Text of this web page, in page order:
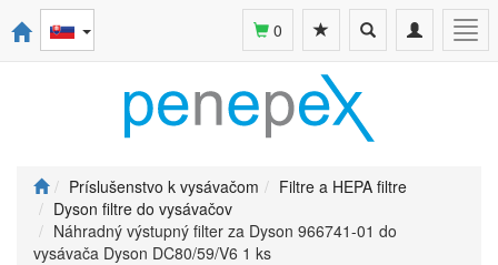
Toggle
navigation
Toggle
search
0
Príslušenstvo k vysávačom
Filtre a HEPA filtre
Dyson filtre do vysávačov
Náhradný výstupný filter za Dyson 966741-01 do
vysávača Dyson DC80/59/V6 1 ks